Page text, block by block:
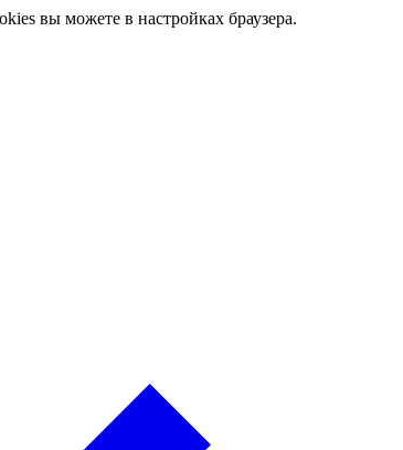
вы можете в настройках браузера.